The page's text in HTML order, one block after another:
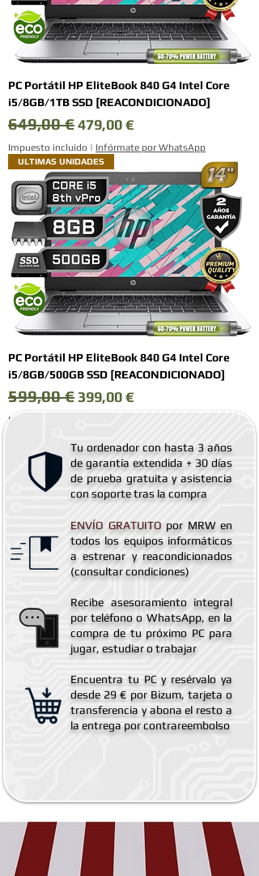
PC Portátil HP EliteBook 840 G4 Intel Core
i5/8GB/1TB SSD [REACONDICIONADO]
Precio
649,00 €Precio de oferta
479,00 €
Impuesto incluido | Infórmate por WhatsApp
ULTIMAS UNIDADES
PC Portátil HP EliteBook 840 G4 Intel Core
i5/8GB/500GB SSD [REACONDICIONADO]
Precio
599,00 € Precio de oferta
399,00 €
Impuesto incluido
Tu ordenador con hasta 3 años
de garantía extendida + 30 días
de prueba gratuita y asistencia
con soporte tras la compra
ENVÍO GRATUITOpor MRW en
todos los equipos informáticos
a estrenar y reacondicionados
(consultar condiciones)
Recibe asesoramiento integral
por teléfono o WhatsApp, en la
compra de tu próximo PC para
jugar, estudiar o trabajar
Encuentra tu PC y resérvalo ya
desde 29 € por Bizum, tarjeta o
transferencia y abona el resto a
la entrega por contrareembolso